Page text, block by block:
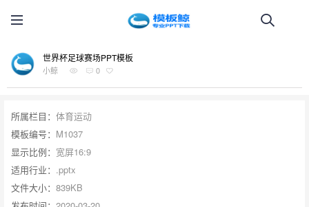
世界杯足球赛场PPT模板
小鲸 0
所属栏目： 体育运动
模板编号： M1037
显示比例： 宽屏16:9
适用行业： .pptx
文件大小： 839KB